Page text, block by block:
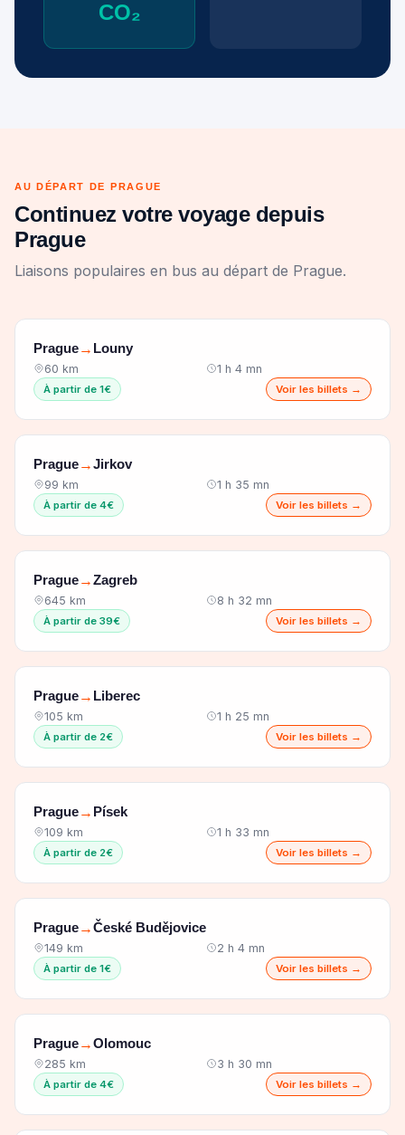
CO₂
AU DÉPART DE PRAGUE
Continuez votre voyage depuis
Prague
Liaisons populaires en bus au départ de Prague.
Prague→ Louny
60 km 1 h 4 mn
À partir de 1€ Voir les billets →
Prague→Jirkov
99 km 1 h 35 mn
À partir de 4€ Voir les billets →
Prague→Zagreb
645 km 8 h 32 mn
À partir de 39€ Voir les billets →
Prague→ Liberec
105 km 1 h 25 mn
À partir de 2€ Voir les billets →
Prague→ Písek
109 km 1 h 33 mn
À partir de 2€ Voir les billets →
Prague→České Budějovice
149 km 2 h 4 mn
À partir de 1€ Voir les billets →
Prague→Olomouc
285 km 3 h 30 mn
À partir de 4€ Voir les billets →